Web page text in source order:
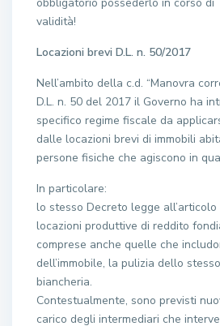
validità!
Locazioni brevi D.L. n. 50/2017
Nell’ambito della c.d. “Manovra
D.L. n. 50 del 2017 il Governo ha
specifico regime fiscale da
dalle locazioni brevi di immobili
persone fisiche che agiscono in
In particolare:
lo stesso Decreto legge
locazioni produttive di reddito
comprese anche quelle che
dell’immobile, la pulizia dello
biancheria.
Contestualmente, sono previsti
carico degli intermediari che